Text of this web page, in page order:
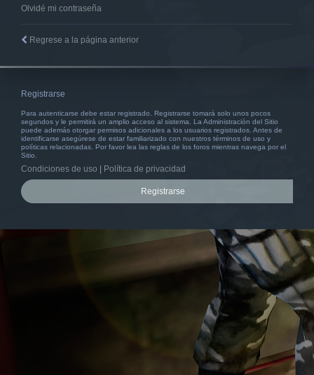
Olvidé mi contraseña
Regrese a la página anterior
Registrarse
Para autenticarse debe estar registrado. Registrarse tomará solo unos pocos
segundos y le permitirá un amplio acceso al sistema. La Administración del Sitio
puede además otorgar permisos adicionales a los usuarios registrados. Antes de
identificarse asegúrese de estar familiarizado con nuestros términos de uso y
políticas relacionadas. Por favor lea las reglas de los foros mientras navega por el
Sitio.
Condiciones de uso Política de privacidad
Registrarse